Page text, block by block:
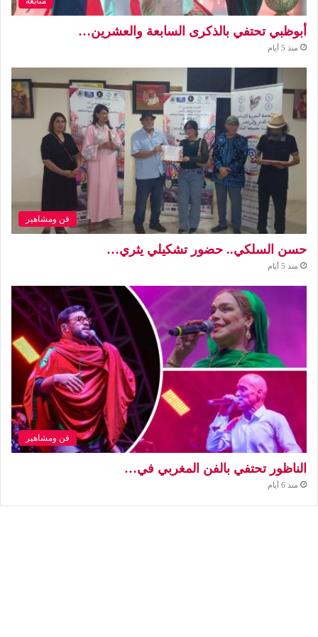
أبوظبي تحتفي بالذكرى السابعة والعشرين…
منذ 5 أيام
فن ومشاهير
حسن السلكي.. حضور تشكيلي يثري…
منذ 5 أيام
فن ومشاهير
الناظور تحتفي بالفن المغربي في…
منذ 6 أيام